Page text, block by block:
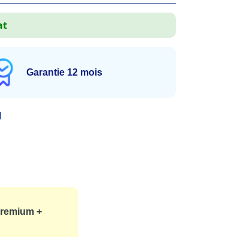
Garantie 12 mois
+